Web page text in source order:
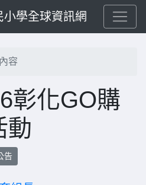
學全球資訊網
容
彰化GO購
動
告